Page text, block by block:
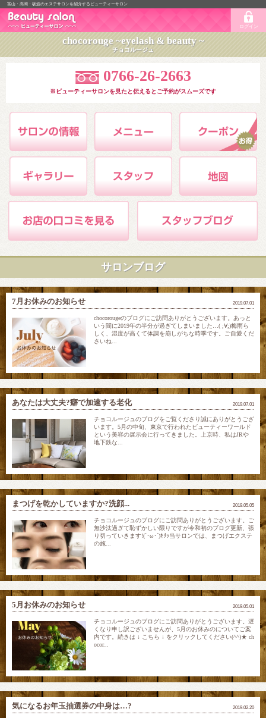
富山・高岡・砺波のエステサロンを紹介するビューティーサロン
ログイン
chocorouge ~eyelash & beauty ~
チョコルージュ
0766-26-2663
※ビューティーサロンを見たと伝えるとご予約がスムーズです
サロンブログ
2019.07.01
7月お休みのお知らせ
chocorougeのブログにご訪問ありがとうございます。あっと
いう間に2019年の半分が過ぎてしまいました…( ;∀;)梅雨ら
しく、湿度が高くて体調を崩しがちな時季です。ご自愛くだ
さいね...
2019.07.01
あなたは大丈夫?癖で加速する老化
チョコルージュのブログをご覧くださり誠にありがとうござ
います。5月の中旬、東京で行われたビューティーワールド
という美容の展示会に行ってきました。上京時、私はJRや
地下鉄な...
2019.05.05
まつげを乾かしていますか?洗顔...
チョコルージュのブログにご訪問ありがとうございます。ご
無沙汰過ぎて恥ずかしい限りですが令和初のブログ更新、張
り切っていきます!(`･ω･´)ｷﾘｯ当サロンでは、まつげエクステ
の施...
2019.05.01
5月お休みのお知らせ
チョコルージュのブログにご訪問ありがとうございます。遅
くなり申し訳ございませんが、5月のお休みのについてご案
内です。続きは ↓ こちら ↓ をクリックしてください(^^)★ ch
ocor...
2019.02.20
気になるお年玉抽選券の中身は…?